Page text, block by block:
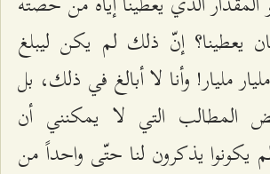
يعطينا؟ إنّ ذلك لم يكن ليبلغ
مليار! وأنا لا أبالغ في ذلك، بل
المطالب التي لا يمكنني أن
يكونوا يذكرون لنا حتّى واحداً من